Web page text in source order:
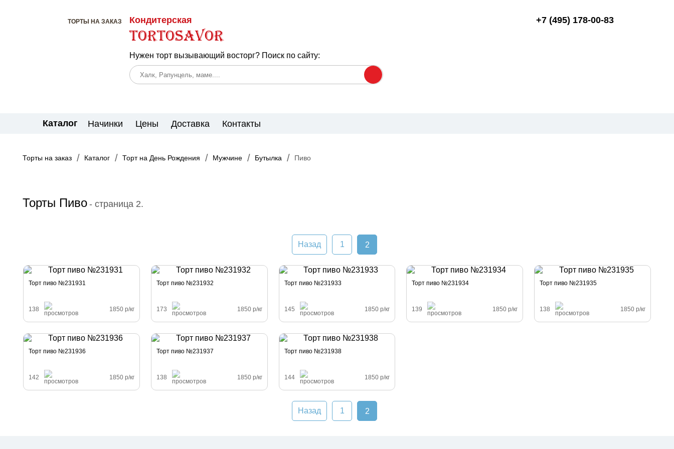
ТОРТЫ НА ЗАКАЗ Кондитерская
TortoSavor
Нужен торт вызывающий восторг? Поиск по сайту:
+7 (495) 178-00-83
Каталог Начинки Цены Доставка Контакты
Торты на заказ Каталог Торт на День Рождения Мужчине Бутылка Пиво
Торты Пиво - страница 2.
Назад 1 2
Торт пиво №231931
138 1850 р/кг
Торт пиво №231932
173 1850 р/кг
Торт пиво №231933
145 1850 р/кг
Торт пиво №231934
139 1850 р/кг
Торт пиво №231935
138 1850 р/кг
Торт пиво №231936
142 1850 р/кг
Торт пиво №231937
138 1850 р/кг
Торт пиво №231938
144 1850 р/кг
Назад 1 2